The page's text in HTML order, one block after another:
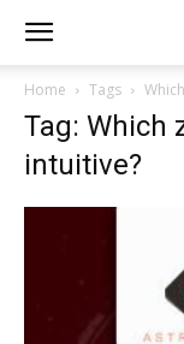
Home Tags
Tag: Which
intuitive?